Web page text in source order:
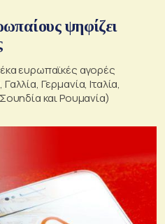
ψηφίζει
ευρωπαϊκές αγορές
Γερμανία, Ιταλία,
και Ρουμανία)